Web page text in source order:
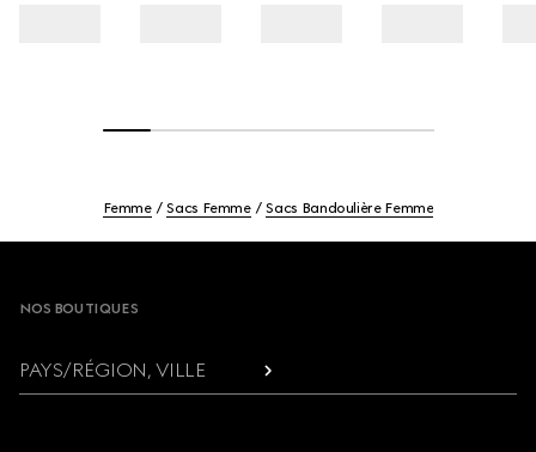
Femme Sacs Femme Sacs Bandoulière Femme
NOS BOUTIQUES
PAYS/RÉGION, VILLE